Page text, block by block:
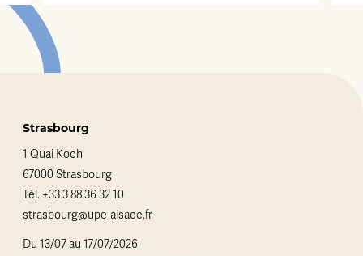
Strasbourg
1 Quai Koch
67000 Strasbourg
Tél. +33 3 88 36 32 10
strasbourg@upe-alsace.fr
Du 13/07 au 17/07/2026